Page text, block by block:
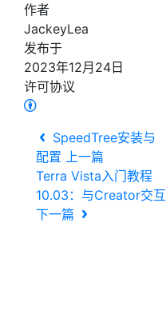
作者
JackeyLea
发布于
2023年12月24日
许可协议
SpeedTree安装与
配置 上一篇
Terra Vista入门教程
10.03：与Creator交互
下一篇